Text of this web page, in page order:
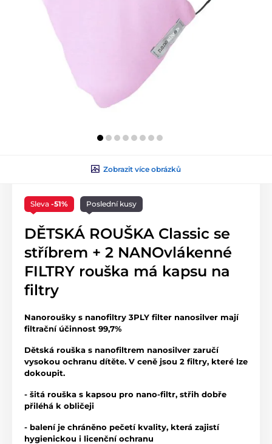
Zobrazit více obrázků
Sleva -51% Poslední kusy
DĚTSKÁ ROUŠKA Classic se
stříbrem + 2 NANOvlákenné
FILTRY rouška má kapsu na
filtry
Nanoroušky s nanofiltry 3PLY filter nanosilver mají
filtrační účinnost 99,7%
Dětská rouška s nanofiltrem nanosilver zaručí
vysokou ochranu dítěte. V ceně jsou 2 filtry, které lze
dokoupit.
- šitá rouška s kapsou pro nano-filtr, střih dobře
přiléhá k obličeji
- balení je chráněno pečetí kvality, která zajistí
hygienickou i licenční ochranu